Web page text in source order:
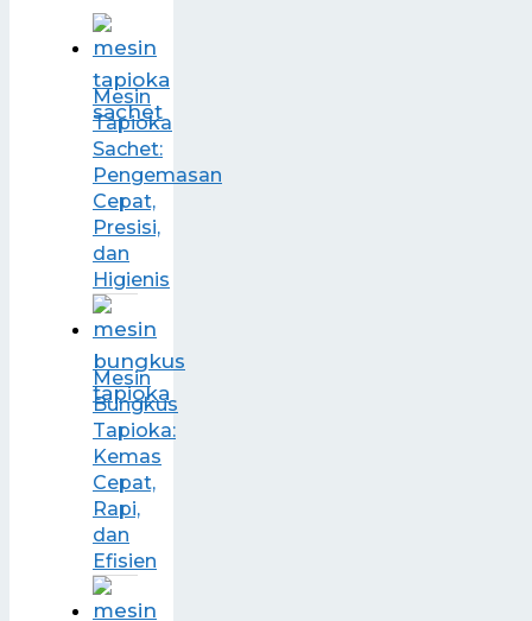
Mesin
Tapioka
Sachet:
Pengemasan
Cepat,
Presisi,
dan
Higienis
Mesin
Bungkus
Tapioka:
Kemas
Cepat,
Rapi,
dan
Efisien